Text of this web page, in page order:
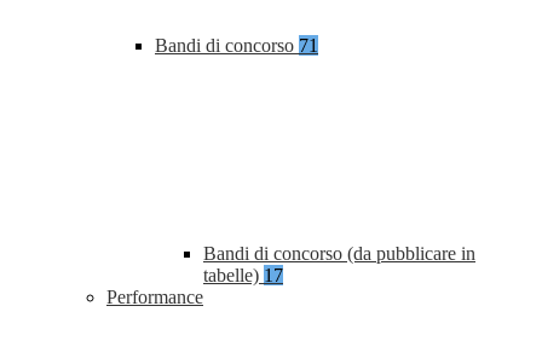
Bandi di concorso 71
Bandi di concorso (da pubblicare in
tabelle) 17
Performance